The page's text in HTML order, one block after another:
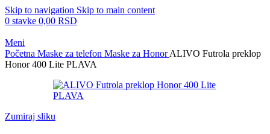
Skip to navigation Skip to main content
0 stavke 0,00 RSD
Meni
Početna Maske za telefon Maske za HonorALIVO Futrola preklop
Honor 400 Lite PLAVA
Zumiraj sliku